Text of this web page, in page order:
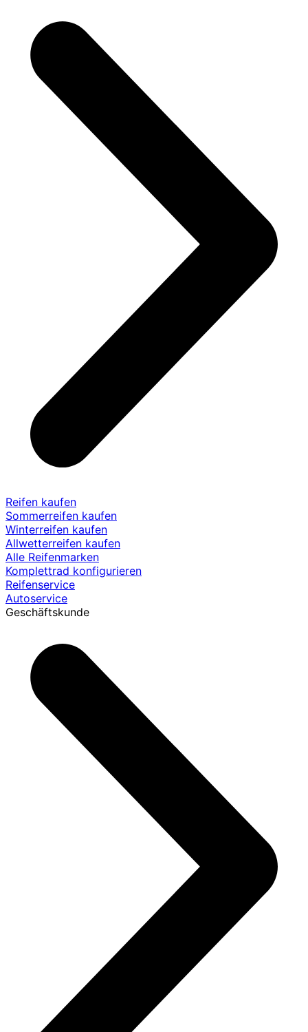
Reifen kaufen
Sommerreifen kaufen
Winterreifen kaufen
Allwetterreifen kaufen
Alle Reifenmarken
Komplettrad konfigurieren
Reifenservice
Autoservice
Geschäftskunde